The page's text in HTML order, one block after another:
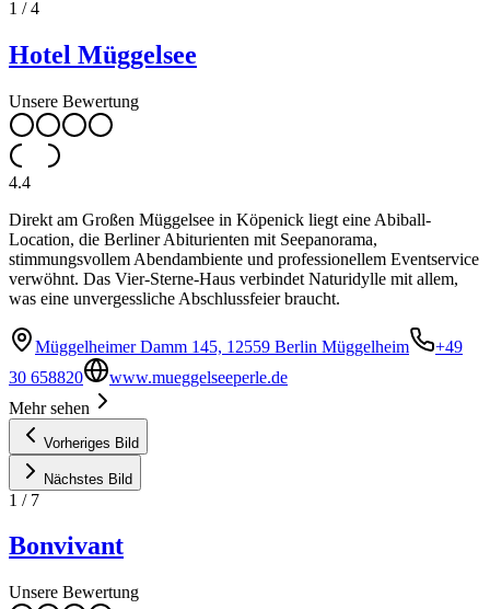
1 /4
Hotel Müggelsee
Unsere Bewertung
4.4
Direkt am Großen Müggelsee in Köpenick liegt eine Abiball-
Location, die Berliner Abiturienten mit Seepanorama,
stimmungsvollem Abendambiente und professionellem Eventservice
verwöhnt. Das Vier-Sterne-Haus verbindet Naturidylle mit allem,
was eine unvergessliche Abschlussfeier braucht.
Müggelheimer Damm 145, 12559 Berlin Müggelheim
+49
30 658820
www.mueggelseeperle.de
Mehr sehen
Vorheriges Bild
Nächstes Bild
1 / 7
Bonvivant
Unsere Bewertung